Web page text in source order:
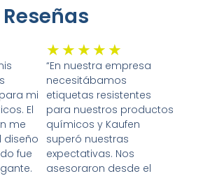
Reseñas
Valorado
mi
El
me
diseño
fue
★ ★ ★ ★ ★
con
5
de
5
“En nuestra empresa
necesitábamos
etiquetas resistentes
para nuestros productos
químicos y Kaufen
superó nuestras
expectativas. Nos
asesoraron desde el